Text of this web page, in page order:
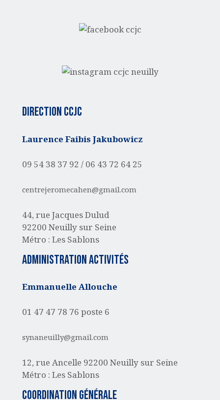
Direction CCJC
Laurence Faibis Jakubowicz
09 54 38 37 92 / 06 43 72 64 25
centrejeromecahen@gmail.com
44, rue Jacques Dulud
92200 Neuilly sur Seine
Métro : Les Sablons
administration activités
Emmanuelle Allouche
01 47 47 78 76 poste 6
synaneuilly@gmail.com
12, rue Ancelle 92200 Neuilly sur Seine
Métro : Les Sablons
Coordination générale